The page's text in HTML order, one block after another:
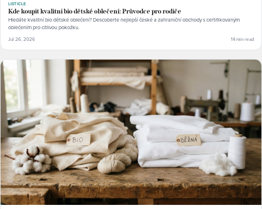
LISTICLE
Kde koupit kvalitní bio dětské oblečení: Průvodce pro rodiče
Hledáte kvalitní bio dětské oblečení? Descoberte nejlepší české a zahraniční obchody s certifikovaným
oblečením pro citlivou pokožku.
Jul 26, 2026 14 min read